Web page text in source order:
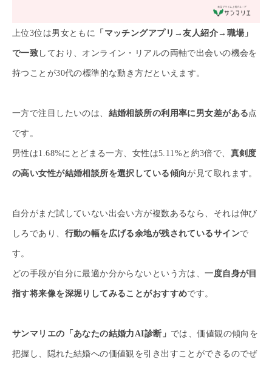
上位3位は男女ともに 「マッチングアプリ→友人紹介→職場」
で一致 しており、オンライン・リアルの両軸で出会いの機会を
持つことが30代の標準的な動き方だといえます。
一方で注目したいのは、 結婚相談所の利用率に男女差がある 点
です。
男性は1.68%にとどまる一方、女性は5.11%と約3倍で、 真剣度
の高い女性が結婚相談所を選択している傾向が見て取れます。
自分がまだ試していない出会い方が複数あるなら、それは伸び
しろであり、 行動の幅を広げる余地が残されているサインで
す。
どの手段が自分に最適か分からないという方は、一度自身が目
指す将来像を深堀りしてみることがおすすめです。
サンマリエの「あなたの結婚力AI診断」 では、価値観の傾向を
把握し、隠れた結婚への価値観を引き出すことができるのでぜ